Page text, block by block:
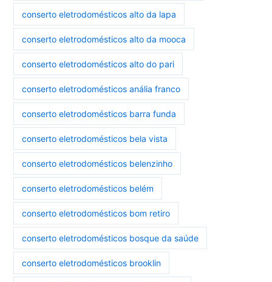
conserto eletrodomésticos alto da lapa
conserto eletrodomésticos alto da mooca
conserto eletrodomésticos alto do pari
conserto eletrodomésticos anália franco
conserto eletrodomésticos barra funda
conserto eletrodomésticos bela vista
conserto eletrodomésticos belenzinho
conserto eletrodomésticos belém
conserto eletrodomésticos bom retiro
conserto eletrodomésticos bosque da saúde
conserto eletrodomésticos brooklin